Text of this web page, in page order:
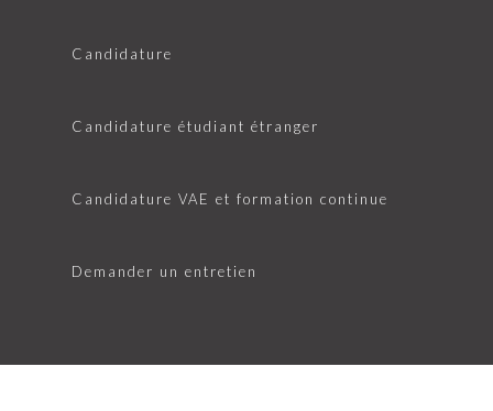
Candidature
Candidature étudiant étranger
Candidature VAE et formation continue
Demander un entretien